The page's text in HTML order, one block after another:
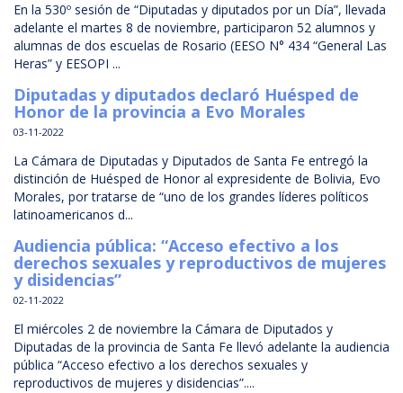
En la 530º sesión de “Diputadas y diputados por un Día”, llevada
adelante el martes 8 de noviembre, participaron 52 alumnos y
alumnas de dos escuelas de Rosario (EESO N° 434 “General Las
Heras” y EESOPI ...
Diputadas y diputados declaró Huésped de
Honor de la provincia a Evo Morales
03-11-2022
La Cámara de Diputadas y Diputados de Santa Fe entregó la
distinción de Huésped de Honor al expresidente de Bolivia, Evo
Morales, por tratarse de “uno de los grandes líderes políticos
latinoamericanos d...
Audiencia pública: “Acceso efectivo a los
derechos sexuales y reproductivos de mujeres
y disidencias”
02-11-2022
El miércoles 2 de noviembre la Cámara de Diputados y
Diputadas de la provincia de Santa Fe llevó adelante la audiencia
pública “Acceso efectivo a los derechos sexuales y
reproductivos de mujeres y disidencias”....